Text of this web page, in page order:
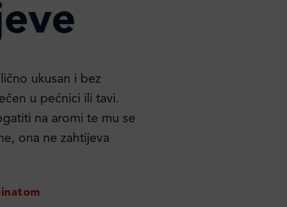
ukusan i bez
u pećnici ili tavi.
na aromi te mu se
ona ne zahtijeva